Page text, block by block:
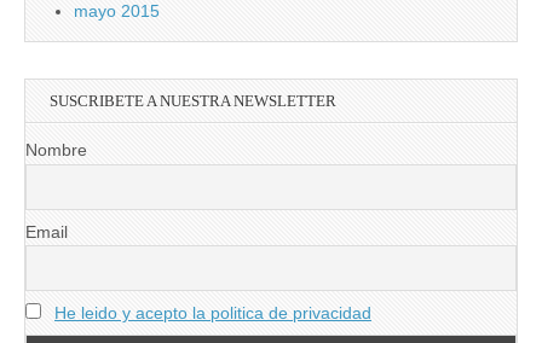
mayo 2015
SUSCRIBETE A NUESTRA NEWSLETTER
Nombre
Email
He leido y acepto la politica de privacidad